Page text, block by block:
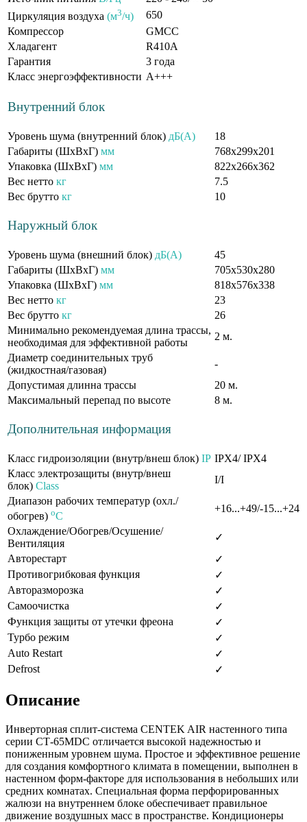
Циркуляция воздуха (м3/ч)
650
Компрессор
GMCC
Хладагент
R410A
Гарантия
3 года
Класс энергоэффективности A+++
Внутренний блок
Уровень шума (внутренний блок) дБ(А)
18
Габариты (ШxВxГ) мм
768x299x201
Упаковка (ШxВxГ) мм
822х266х362
Вес нетто кг
7.5
Вес брутто кг 10
Наружный блок
Уровень шума (внешний блок) дБ(А)
45
Габариты (ШxВxГ) мм
705x530x280
Упаковка (ШxВxГ) мм
818х576х338
Вес нетто кг
23
Вес брутто кг
26
Минимально рекомендуемая длина трассы,
необходимая для эффективной работы
2 м.
Диаметр соединительных труб
(жидкостная/газовая)
-
Допустимая длинна трассы
20 м.
Максимальный перепад по высоте
8 м.
Дополнительная информация
Класс гидроизоляции (внутр/внеш блок) IP IPX4/ IPX4
Класс электрозащиты (внутр/внеш
блок) Class
I/I
Диапазон рабочих температур (охл./
обогрев) oC
+16...+49/-15...+24
Охлаждение/Обогрев/Осушение/
Вентиляция
✓
Авторестарт
✓
Противогрибковая функция
✓
Авторазморозка
✓
Самоочистка
✓
Функция защиты от утечки фреона
✓
Турбо режим
✓
Auto Restart
✓
Defrost
✓
Описание
Инверторная сплит-система CENTEK AIR настенного типа
серии СТ-65MDC отличается высокой надежностью и
пониженным уровнем шума. Простое и эффективное решение
для создания комфортного климата в помещении, выполнен в
настенном форм-факторе для использования в небольших или
средних комнатах. Специальная форма перфорированных
жалюзи на внутреннем блоке обеспечивает правильное
движение воздушных масс в пространстве. Кондиционеры